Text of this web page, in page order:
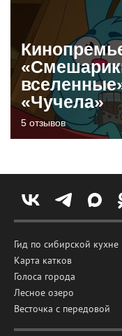
«Чучела»
5 отзывов
Гид по сибирской кухне
Карта катков
Голоса города
Лесное озеро
Весточка с передовой